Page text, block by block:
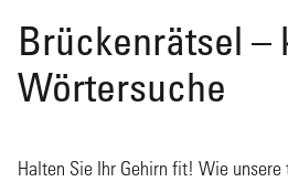
Brückenrätsel –
Wörtersuche
Halten Sie Ihr Gehirn fit! Wie